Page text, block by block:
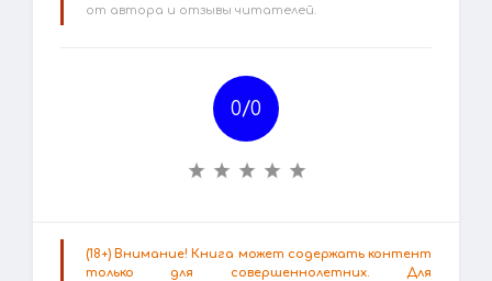
от автора и отзывы читателей.
0/0
(18+) Внимание! Книга может содержать контент
только для совершеннолетних. Для